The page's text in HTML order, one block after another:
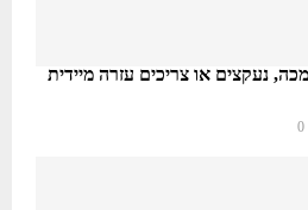
נעקצים או צריכים עזרה מיידית
0